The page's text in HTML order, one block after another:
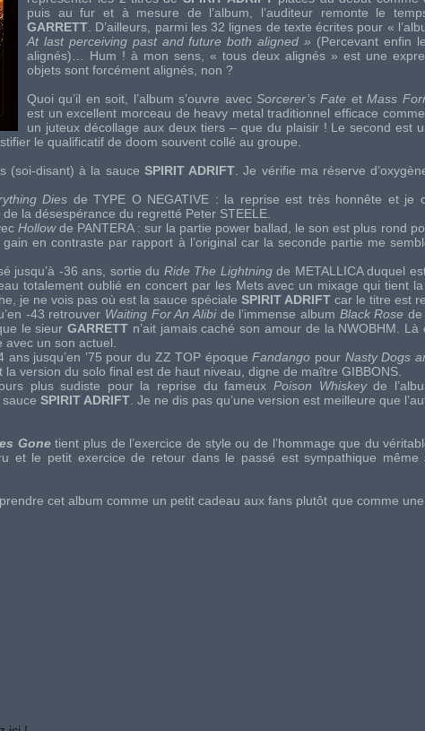
puis au fur et à mesure de l’album, l’auditeur remonte le
GARRETT . D’ailleurs, parmi les 32 lignes de texte écrites pour «
At last perceiving past and future both aligned » (Percevant enfin
alignés)… Hum ! à mon sens, « tous deux alignés » est une
objets sont forcément alignés, non ?
Quoi qu’il en soit, l’album s’ouvre avec Sorcerer’s Fate etMass
est un excellent morceau de heavy metal traditionnel efficace
un juteux décollage aux deux tiers – que du plaisir ! Le second est
le qualificatif de doom souvent collé au groupe.
(soi-disant) à la sauce SPIRIT ADRIFT . Je vérifie ma réserve
Dies deTYPE O NEGATIVE : la reprise est très honnête et je
la désespérance du regretté Peter STEELE
Hollowde PANTERA: sur la partie power ballad, le son est plus rond
en contraste par rapport à l’original car la seconde partie me
jusqu’à -36 ans, sortie du Ride The Lightningde METALLICAduquel
totalement oublié en concert par les Mets avec un mixage qui tient
je ne vois pas où est la sauce spéciale SPIRIT ADRIFT car le titre est
-43 retrouver Waiting For An Alibide l’immense album Black Rose de
le sieurGARRETT n’ait jamais caché son amour de la NWOBHM.
un son actuel.
jusqu’en ’75 pour du ZZ TOP époqueFandango pour Nasty Dogs
version du solo final est de haut niveau, digne de maître GIBBONS
plus sudiste pour la reprise du fameuxPoison Whiskeyde
sauce SPIRIT ADRIFT . Je ne dis pas qu’une version est meilleure que
Gonetient plus de l’exercice de style ou de l’hommage que du
et le petit exercice de retour dans le passé est sympathique même
cet album comme un petit cadeau aux fans plutôt que comme